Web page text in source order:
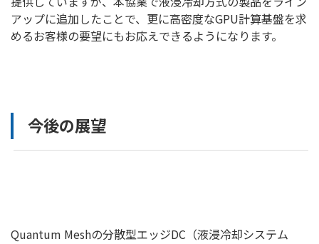
アップに追加したことで、更に高密度なGPU計算基盤を求
めるお客様の要望にもお応えできるようになります。
今後の展望
Quantum Meshの分散型エッジDC（液浸冷却システム